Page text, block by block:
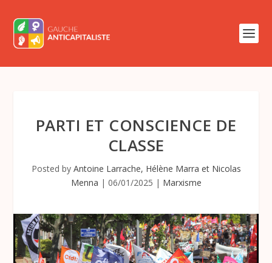
PARTI ET CONSCIENCE DE
CLASSE
Posted by Antoine Larrache, Hélène Marra et Nicolas
Menna | 06/01/2025 | Marxisme